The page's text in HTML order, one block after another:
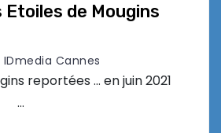
Etoiles de Mougins
IDmedia Cannes
reportées … en juin 2021
…